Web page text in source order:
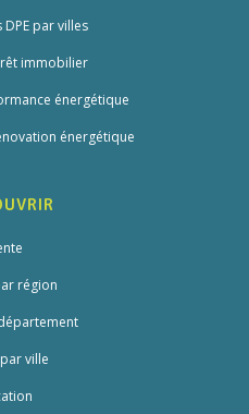
DPE par villes
immobilier
énergétique
énergétique
région
ville